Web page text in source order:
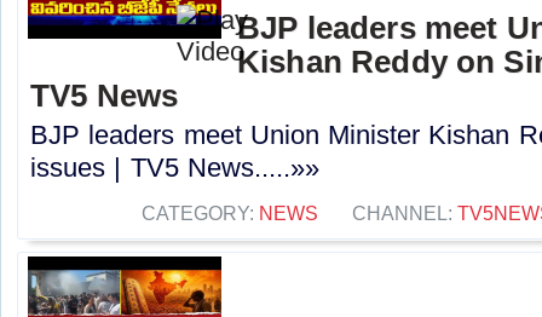
BJP leaders meet
Kishan Reddy on
TV5 News
BJP leaders meet Union Minister Kishan
issues | TV5 News.....»»
CATEGORY: NEWS CHANNEL: